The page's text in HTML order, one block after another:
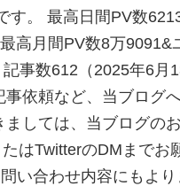
す。 最高日間PV数
高月間PV数8万9091&
事数612（2025年6月
事依頼など、当ブログ
ましては、当ブログの
はTwitterのDMまでお
い合わせ内容にもよ